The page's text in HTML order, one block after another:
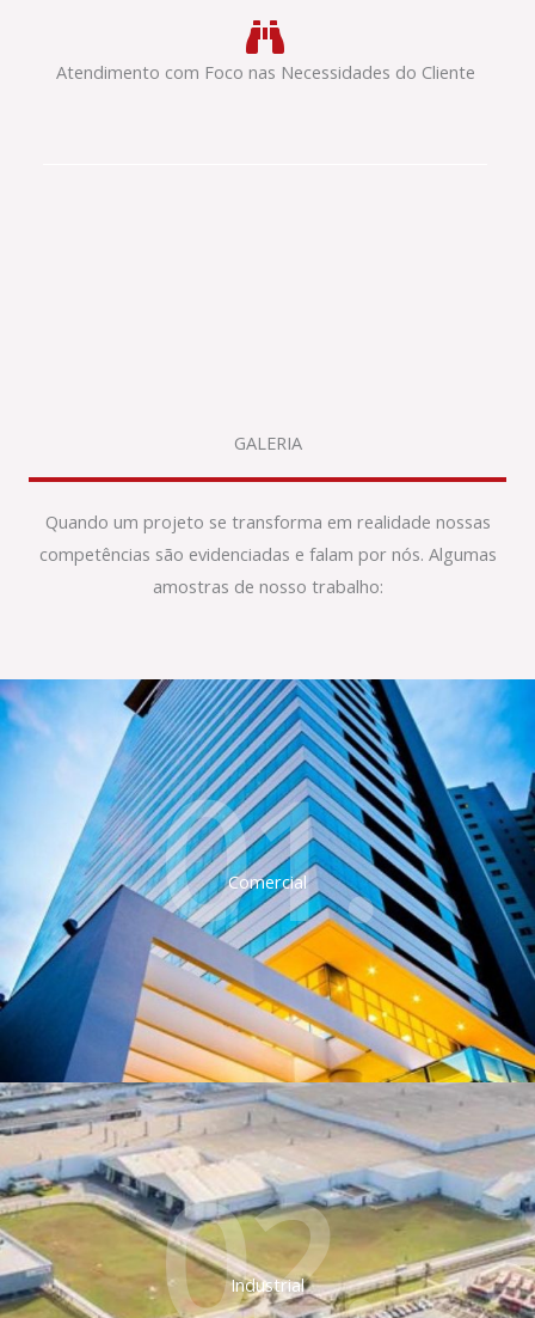
Atendimento com Foco nas Necessidades do Cliente
GALERIA
Quando um projeto se transforma em realidade nossas
competências são evidenciadas e falam por nós. Algumas
amostras de nosso trabalho:
Comercial
01.
Industrial
02.